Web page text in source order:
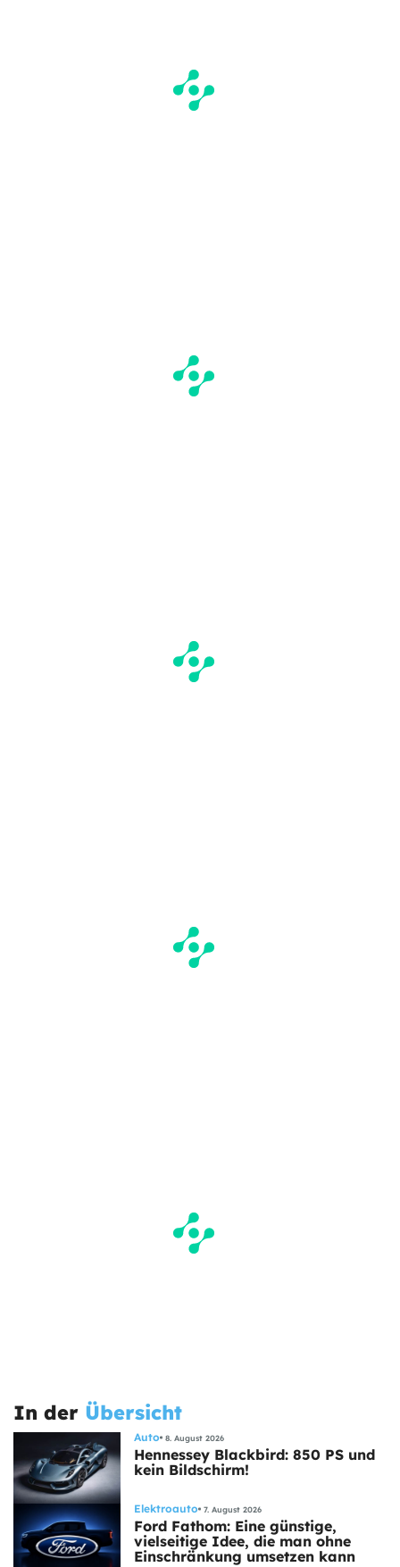
In der Übersicht
Auto 8. August 2026
Hennessey Blackbird: 850 PS und
kein Bildschirm!
Elektroauto 7. August 2026
Ford Fathom: Eine günstige,
vielseitige Idee, die man ohne
Einschränkung umsetzen kann